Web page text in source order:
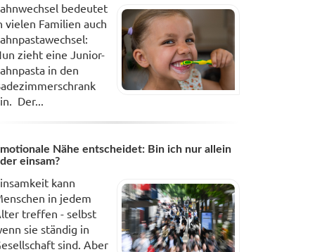
bedeutet
vielen Familien auch
zieht eine Junior-
in den
Der...
Nähe entscheidet: Bin ich nur allein
einsam?
kann
in jedem
treffen - selbst
sie ständig in
sind. Aber